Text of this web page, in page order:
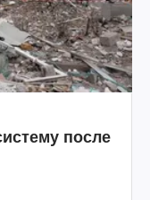
после